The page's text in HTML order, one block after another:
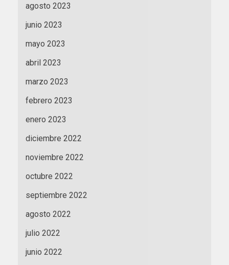
agosto 2023
junio 2023
mayo 2023
abril 2023
marzo 2023
febrero 2023
enero 2023
diciembre 2022
noviembre 2022
octubre 2022
septiembre 2022
agosto 2022
julio 2022
junio 2022